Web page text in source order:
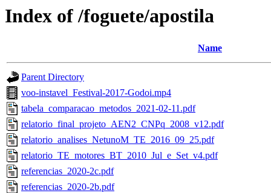
Index of /foguete/apostila
Name
Parent Directory
voo-instavel_Festival-2017-Godoi.mp4
tabela_comparacao_metodos_2021-02-11.pdf
relatorio_final_projeto_AEN2_CNPq_2008_v12.pdf
relatorio_analises_NetunoM_TE_2016_09_25.pdf
relatorio_TE_motores_BT_2010_Jul_e_Set_v4.pdf
referencias_2020-2c.pdf
referencias_2020-2b.pdf